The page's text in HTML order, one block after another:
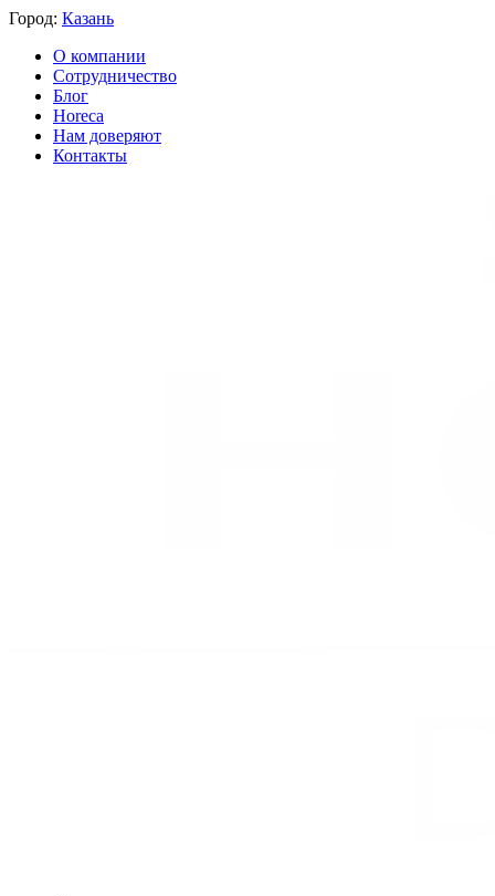
Город: Казань
О компании
Сотрудничество
Блог
Horeca
Нам доверяют
Контакты